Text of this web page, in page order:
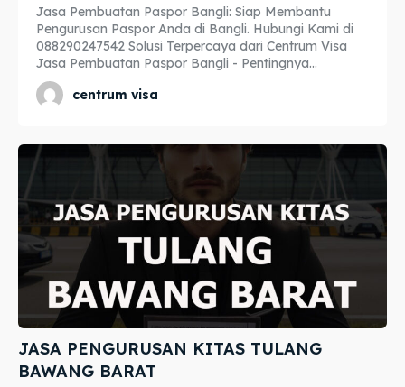
Blog
Blog
Jasa Pembuatan Paspor Bangli: Siap Membantu
Pengurusan Paspor Anda di Bangli. Hubungi Kami di
088290247542 Solusi Terpercaya dari Centrum Visa
Jasa Pembuatan Paspor Bangli - Pentingnya...
centrum visa
JASA PENGURUSAN KITAS TULANG
BAWANG BARAT